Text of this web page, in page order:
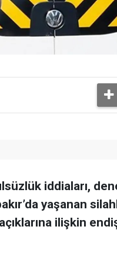
iddiaları,
yaşanan
ilişkin